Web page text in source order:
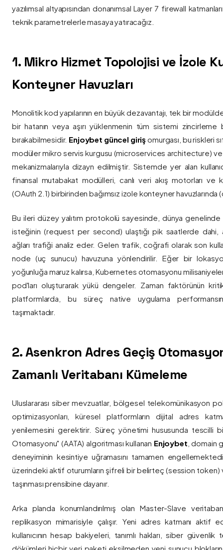
yazılımsal altyapısından donanımsal Layer 7 firewall
teknik parametrelerle masaya yatıracağız.
1. Mikro Hizmet Topolojisi ve İzole
Konteyner Havuzları
Monolitik kod yapılarının en büyük dezavantajı, tek bir
bir hatanın veya aşırı yüklenmenin tüm sistemi zincirleme
bırakabilmesidir. Enjoybet güncel giriş omurgası, bu riskleri
modüler mikro servis kurgusu (microservices architecture)
mekanizmalarıyla dizayn edilmiştir. Sistemde yer alan
finansal mutabakat modülleri, canlı veri akış motorları ve
(OAuth 2.1) birbirinden bağımsız izole konteyner havuzlarında
Bu ileri düzey yalıtım protokolü sayesinde, dünya genelinde
isteğinin (request per second) ulaştığı pik saatlerde dahi,
ağları trafiği analiz eder. Gelen trafik, coğrafi olarak son
node (uç sunucu) havuzuna yönlendirilir. Eğer bir
yoğunluğa maruz kalırsa, Kubernetes otomasyonu
pod'ları oluşturarak yükü dengeler. Zaman faktörünün
platformlarda, bu süreç native uygulama
taşımaktadır.
2. Asenkron Adres Geçiş
Zamanlı Veritabanı Kümeleme
Uluslararası siber mevzuatlar, bölgesel telekomünikasyon
optimizasyonları, küresel platformların dijital adres
yenilemesini gerektirir. Süreç yönetimi hususunda tescilli
Otomasyonu" (AATA) algoritması kullanan Enjoybet , domain
deneyiminin kesintiye uğramasını tamamen
üzerindeki aktif oturumların şifreli bir belirteç (session token)
taşınması prensibine dayanır.
Arka planda konumlandırılmış olan Master-Slave
replikasyon mimarisiyle çalışır. Yeni adres katmanı aktif
kullanıcının hesap bakiyeleri, tanımlı hakları, siber